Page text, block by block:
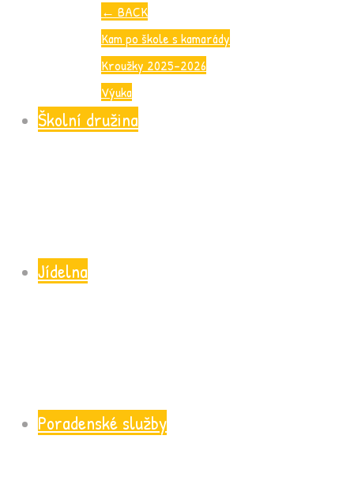
← BACK
Kam po škole s kamarády
Kroužky 2025-2026
Výuka
Školní družina
Jídelna
Poradenské služby